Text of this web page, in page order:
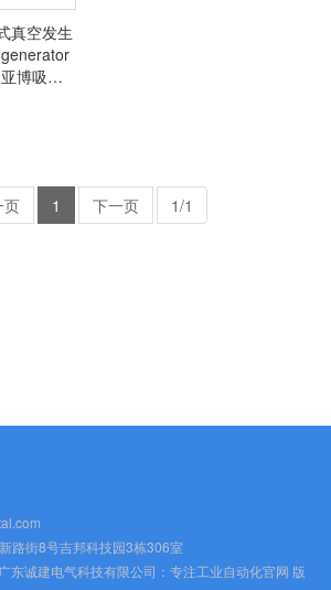
真空发生
博吸盘
页 1 下一页 1/1
路街8号吉邦科技园3栋306室
诚建电气科技有限公司：专注工业自动化官网 版